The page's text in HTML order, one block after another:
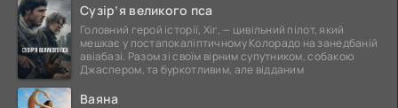
Сузір’я великого пса
Головний герой історії, Хіг, — цивільний пілот, який
мешкає у постапокаліптичному Колорадо на занедбаній
авіабазі. Разом зі своїм вірним супутником, собакою
Джаспером, та буркотливим, але відданим
Ваяна